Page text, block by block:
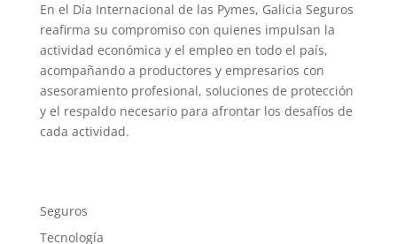
En el Día Internacional de las Pymes, Galicia Seguros
reafirma su compromiso con quienes impulsan la
actividad económica y el empleo en todo el país,
acompañando a productores y empresarios con
asesoramiento profesional, soluciones de protección
y el respaldo necesario para afrontar los desafíos de
cada actividad.
Seguros
Tecnología